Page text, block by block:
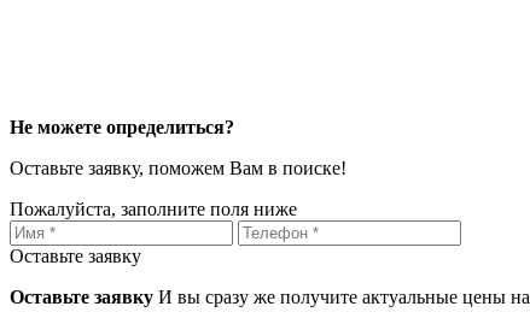
Не можете определиться?
Оставьте заявку, поможем Вам в поиске!
Пожалуйста, заполните поля ниже
Оставьте заявку
Оставьте заявку И вы сразу же получите актуальные цены на